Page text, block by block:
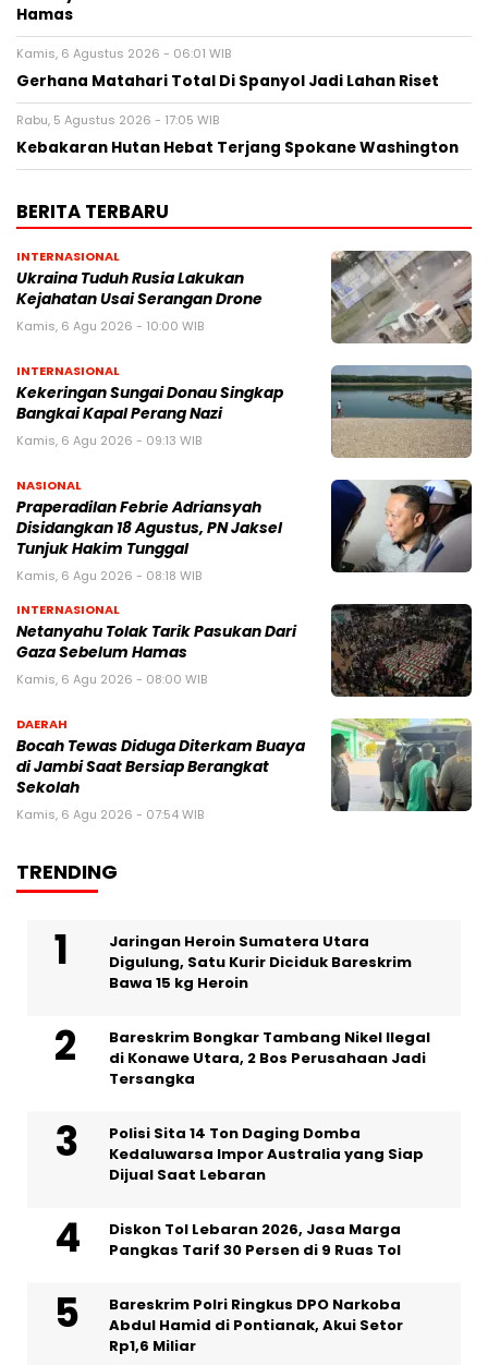
Hamas
Kamis, 6 Agustus 2026 - 06:01 WIB
Gerhana Matahari Total Di Spanyol Jadi Lahan Riset
Rabu, 5 Agustus 2026 - 17:05 WIB
Kebakaran Hutan Hebat Terjang Spokane Washington
BERITA TERBARU
INTERNASIONAL
Ukraina Tuduh Rusia Lakukan
Kejahatan Usai Serangan Drone
Kamis, 6 Agu 2026 - 10:00 WIB
INTERNASIONAL
Kekeringan Sungai Donau Singkap
Bangkai Kapal Perang Nazi
Kamis, 6 Agu 2026 - 09:13 WIB
NASIONAL
Praperadilan Febrie Adriansyah
Disidangkan 18 Agustus, PN Jaksel
Tunjuk Hakim Tunggal
Kamis, 6 Agu 2026 - 08:18 WIB
INTERNASIONAL
Netanyahu Tolak Tarik Pasukan Dari
Gaza Sebelum Hamas
Kamis, 6 Agu 2026 - 08:00 WIB
DAERAH
Bocah Tewas Diduga Diterkam Buaya
di Jambi Saat Bersiap Berangkat
Sekolah
Kamis, 6 Agu 2026 - 07:54 WIB
TRENDING
Jaringan Heroin Sumatera Utara
Digulung, Satu Kurir Diciduk Bareskrim
Bawa 15 kg Heroin
Bareskrim Bongkar Tambang Nikel Ilegal
di Konawe Utara, 2 Bos Perusahaan Jadi
Tersangka
Polisi Sita 14 Ton Daging Domba
Kedaluwarsa Impor Australia yang Siap
Dijual Saat Lebaran
Diskon Tol Lebaran 2026, Jasa Marga
Pangkas Tarif 30 Persen di 9 Ruas Tol
Bareskrim Polri Ringkus DPO Narkoba
Abdul Hamid di Pontianak, Akui Setor
Rp1,6 Miliar